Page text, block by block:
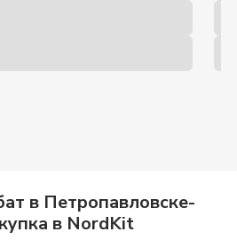
в Петропавловске-
в NordKit